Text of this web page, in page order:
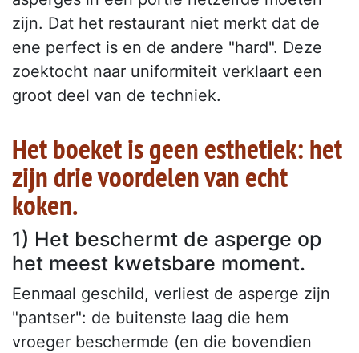
zijn. Dat het restaurant niet merkt dat de
ene perfect is en de andere "hard". Deze
zoektocht naar uniformiteit verklaart een
groot deel van de techniek.
Het boeket is geen esthetiek: het
zijn drie voordelen van echt
koken.
1) Het beschermt de asperge op
het meest kwetsbare moment.
Eenmaal geschild, verliest de asperge zijn
"pantser": de buitenste laag die hem
vroeger beschermde (en die bovendien